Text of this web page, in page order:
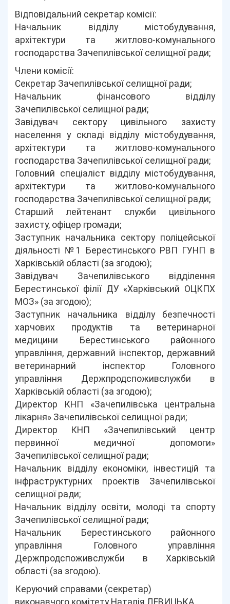
Відповідальний секретар комісії:
Начальник відділу містобудування,
архітектури та житлово-комунального
господарства Зачепилівської селищної ради;
Члени комісії:
Секретар Зачепилівської селищної ради;
Начальник фінансового відділу
Зачепилівської селищної ради;
Завідувач сектору цивільного захисту
населення у складі відділу містобудування,
архітектури та житлово-комунального
господарства Зачепилівської селищної ради;
Головний спеціаліст відділу містобудування,
архітектури та житлово-комунального
господарства Зачепилівської селищної ради;
Старший лейтенант служби цивільного
захисту, офіцер громади;
Заступник начальника сектору поліцейської
діяльності №1 Берестинського РВП ГУНП в
Харківській області (за згодою);
Завідувач Зачепилівського відділення
Берестинської філії ДУ «Харківський ОЦКПХ
МОЗ» (за згодою);
Заступник начальника відділу безпечності
харчових продуктів та ветеринарної
медицини Берестинського районного
управління, державний інспектор, державний
ветеринарний інспектор Головного
управління Держпродспоживслужби в
Харківській області (за згодою);
Директор КНП «Зачепилівська центральна
лікарня» Зачепилівської селищної ради;
Директор КНП «Зачепилівський центр
первинної медичної допомоги»
Зачепилівської селищної ради;
Начальник відділу економіки, інвестицій та
інфраструктурних проектів Зачепилівської
селищної ради;
Начальник відділу освіти, молоді та спорту
Зачепилівської селищної ради;
Начальник Берестинського районного
управління Головного управління
Держпродспоживслужби в Харківській
області (за згодою).
Керуючий справами (секретар)
виконавчого комітету Наталія ЛЕВИЦЬКА